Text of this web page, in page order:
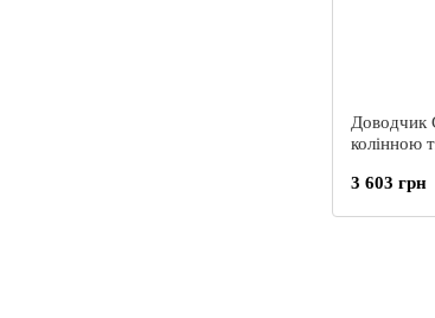
Доводчик
колінною
3 603 грн